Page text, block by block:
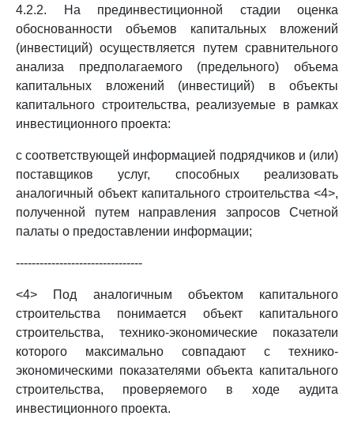
4.2.2. На прединвестиционной стадии оценка
обоснованности объемов капитальных вложений
(инвестиций) осуществляется путем сравнительного
анализа предполагаемого (предельного) объема
капитальных вложений (инвестиций) в объекты
капитального строительства, реализуемые в рамках
инвестиционного проекта:
с соответствующей информацией подрядчиков и (или)
поставщиков услуг, способных реализовать
аналогичный объект капитального строительства <4>,
полученной путем направления запросов Счетной
палаты о предоставлении информации;
--------------------------------
<4> Под аналогичным объектом капитального
строительства понимается объект капитального
строительства, технико-экономические показатели
которого максимально совпадают с технико-
экономическими показателями объекта капитального
строительства, проверяемого в ходе аудита
инвестиционного проекта.